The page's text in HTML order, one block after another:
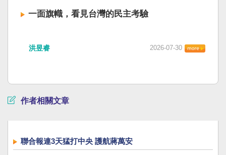
一面旗幟，看見台灣的民主考驗
洪昱睿 2026-07-30
作者相關文章
聯合報連3天猛打中央 護航蔣萬安